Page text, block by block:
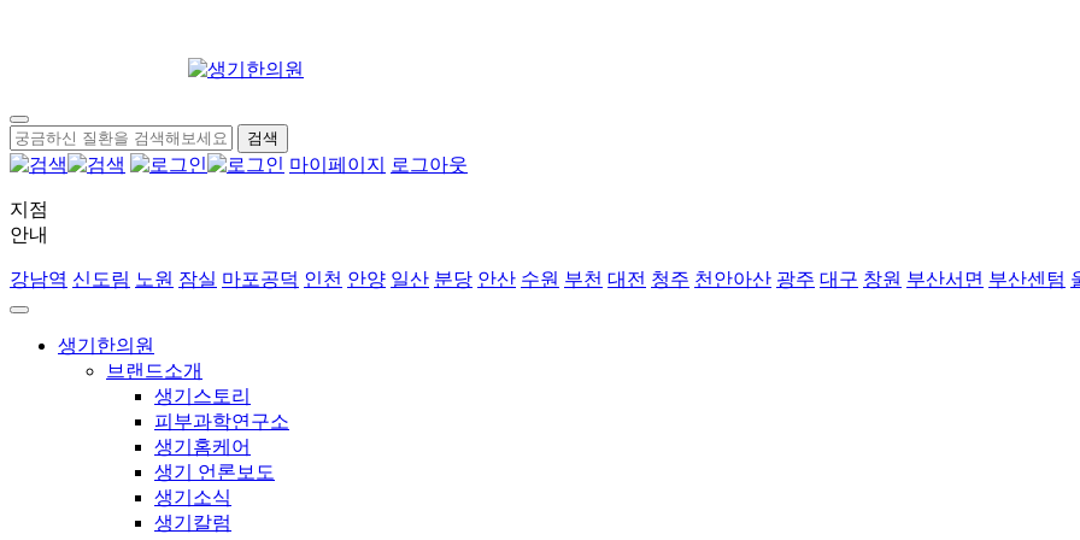
마이페이지 로그아웃
지점
안내
강남역 신도림 노원 잠실 마포공덕 인천 안양 일산 분당 안산 수원 부천 대전 청주 천안아산 광주 대구 창원 부산서면 부산센텀
생기한의원
브랜드소개
생기스토리
피부과학연구소
생기홈케어
생기 언론보도
생기소식
생기칼럼